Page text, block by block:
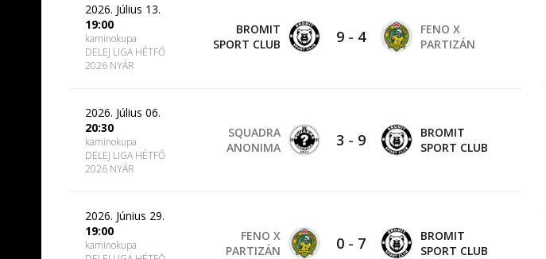
2026. Július 13.
19:00
kaminokupa
DELEJ LIGA HÉTFŐ
2026 NYÁR
BROMIT
SPORT CLUB
9- 4
FENO X
PARTIZÁN
2026. Július 06.
20:30
kaminokupa
DELEJ LIGA HÉTFŐ
2026 NYÁR
SQUADRA
ANONIMA
3 - 9
BROMIT
SPORT CLUB
2026. Június 29.
19:00
kaminokupa
FENO X
PARTIZÁN
0- 7
BROMIT
SPORT CLUB